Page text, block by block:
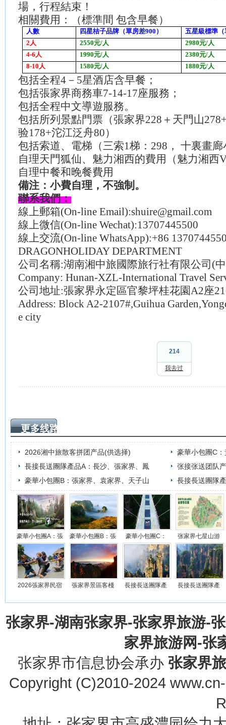
場，行程結束！
相關費用：（標準間 包含早餐）
人數 四星桔子品牌（單房差900 ）
五星級標準（
2人 2550元/人 2980元/人
4-6人 1990元/人 2380元/人
8-10人 1580元/人 1880元/人
包括全程4－5星酒店含早餐；
包括張家界商務車7-14-17座服務；
包括全程中文導遊服務。
包括所列景點門票（張家界228＋天門山
验178+沱江泛舟80）
包括索道、電梯（三索1梯：298， 十裏畫
自理天門狐仙、魅力湘西的費用（魅力湘西
自理中餐和晚餐費用
備注：小費自理，不強制。
聯系我們：
線上郵箱(On-line Email):shuire@gmail.com
線上微信(On-line Wechat):13707445500
線上交流(On-line WhatsApp):+86
DRAGONHOLIDAY DEPARTMENT
公司名稱:湖南湘中旅國際旅行社有限公司(
Company: Hunan-XZL-International Travel
公司地址:張家界永定區官黎坪桂花園A2座
Address: Block A2-2107#,Guihua
e city
214
我去过
更多线路
2026湘中旅散客拼团产品(供选择)
豪華小包團C
長接長送團隊產品A：長沙、張家界、鳳
张接张送团队
豪華小包團B：張家界、袁家界、天子山
長接長送團隊
豪華小包團A：張
家界、袁家界、
豪華小包團B：張
家界、袁家界、
豪華小包團C：
黃獅寨、袁家
界、
张家界七星山游
览行程安排
2026張家界民宿
張家界景區客棧
長接長送團隊產
長接長送團隊產
张家界-湖南张家界-张家界旅游-
家界旅游网-张
张家界市信息协会承办 张家界
Copyright (C)2010-2024